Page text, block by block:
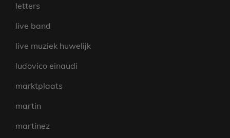
letters
live band
live muziek huwelijk
ludovico einaudi
marktplaats
martin
martinez